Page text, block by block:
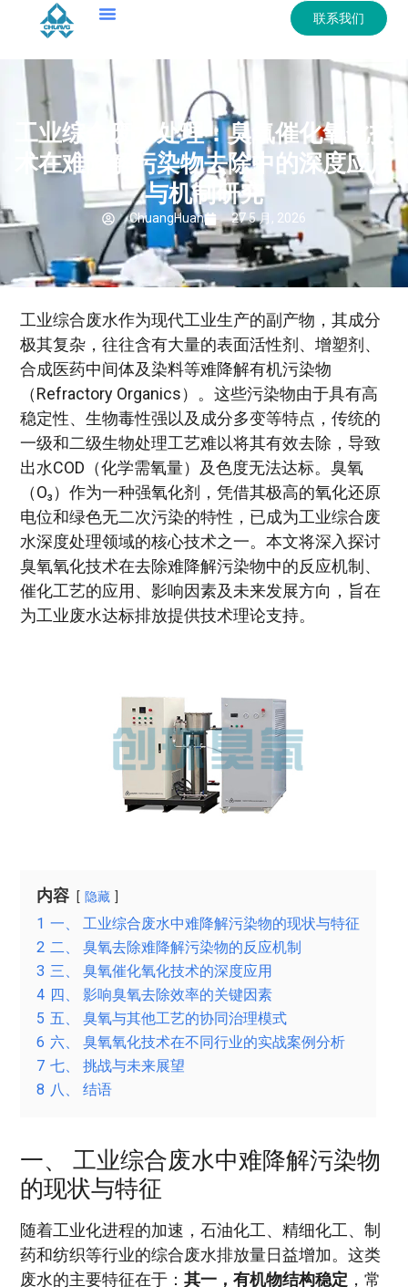
联系我们
工业综合废水处理：臭氧催化氧化技
术在难降解污染物去除中的深度应用
与机制研究
ChuangHuan 27 5 月, 2026
工业综合废水作为现代工业生产的副产物，其成分
极其复杂，往往含有大量的表面活性剂、增塑剂、
合成医药中间体及染料等难降解有机污染物
（Refractory Organics）。这些污染物由于具有高
稳定性、生物毒性强以及成分多变等特点，传统的
一级和二级生物处理工艺难以将其有效去除，导致
出水COD（化学需氧量）及色度无法达标。臭氧
（O₃）作为一种强氧化剂，凭借其极高的氧化还原
电位和绿色无二次污染的特性，已成为工业综合废
水深度处理领域的核心技术之一。本文将深入探讨
臭氧氧化技术在去除难降解污染物中的反应机制、
催化工艺的应用、影响因素及未来发展方向，旨在
为工业废水达标排放提供技术理论支持。
内容 隐藏
1 一、 工业综合废水中难降解污染物的现状与特征
2 二、 臭氧去除难降解污染物的反应机制
3 三、 臭氧催化氧化技术的深度应用
4 四、 影响臭氧去除效率的关键因素
5 五、 臭氧与其他工艺的协同治理模式
6 六、 臭氧氧化技术在不同行业的实战案例分析
7 七、 挑战与未来展望
8 八、 结语
一、 工业综合废水中难降解污染物
的现状与特征
随着工业化进程的加速，石油化工、精细化工、制
药和纺织等行业的综合废水排放量日益增加。这类
废水的主要特征在于： 其一，有机物结构稳定 ，常